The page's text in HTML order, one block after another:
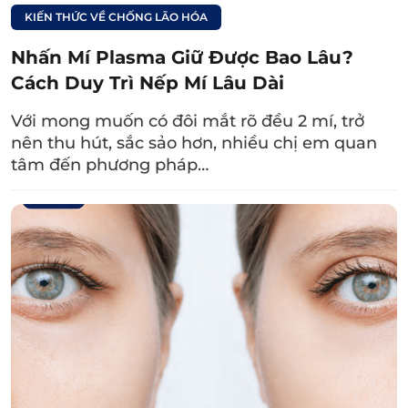
Kết quả cắt mí bị sụp không thể duy trì vĩnh viễn, nhưng
có thể kéo dài đến 15 năm.
6. Một số rủi ro không mong muốn
khi cắt mí bị sụp
KIẾN THỨC VỀ CHỐNG LÃO HÓA
Nhấn Mí Plasma Giữ Được Bao Lâu?
Cách Duy Trì Nếp Mí Lâu Dài
Với mong muốn có đôi mắt rõ đều 2 mí, trở
nên thu hút, sắc sảo hơn, nhiều chị em quan
tâm đến phương pháp…